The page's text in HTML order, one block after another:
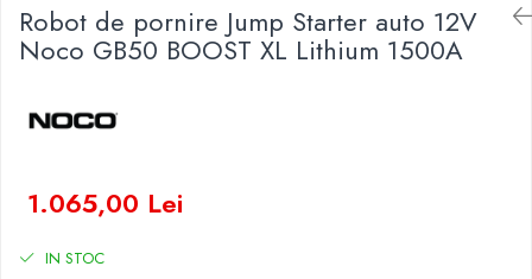
Prelungitoare
Stabilizatoare tensiune
Diverse gadgeturi
Accesorii auto
Robot de pornire Jump Starter auto 12V
Noco GB50 BOOST XL Lithium 1500A
1.065,00 Lei
IN STOC